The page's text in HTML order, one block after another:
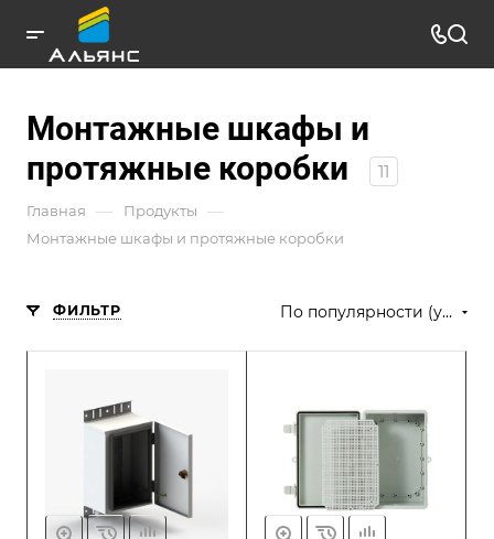
Монтажные шкафы и
протяжные коробки
11
Главная — Продукты —
Монтажные шкафы и протяжные коробки
ФИЛЬТР По популярности (убывание)